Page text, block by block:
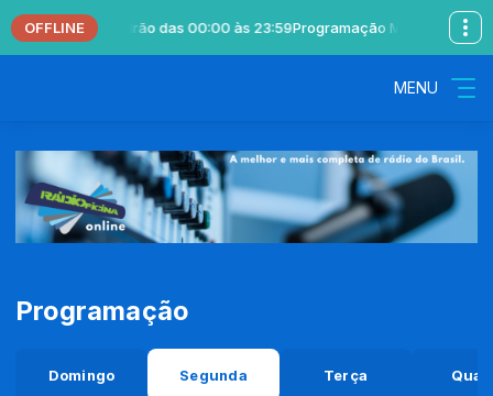
OFFLINE
com Locutor Padrão das 00:00 às 23:59Programação Musical com
MENU
Programação
Domingo Segunda Terça